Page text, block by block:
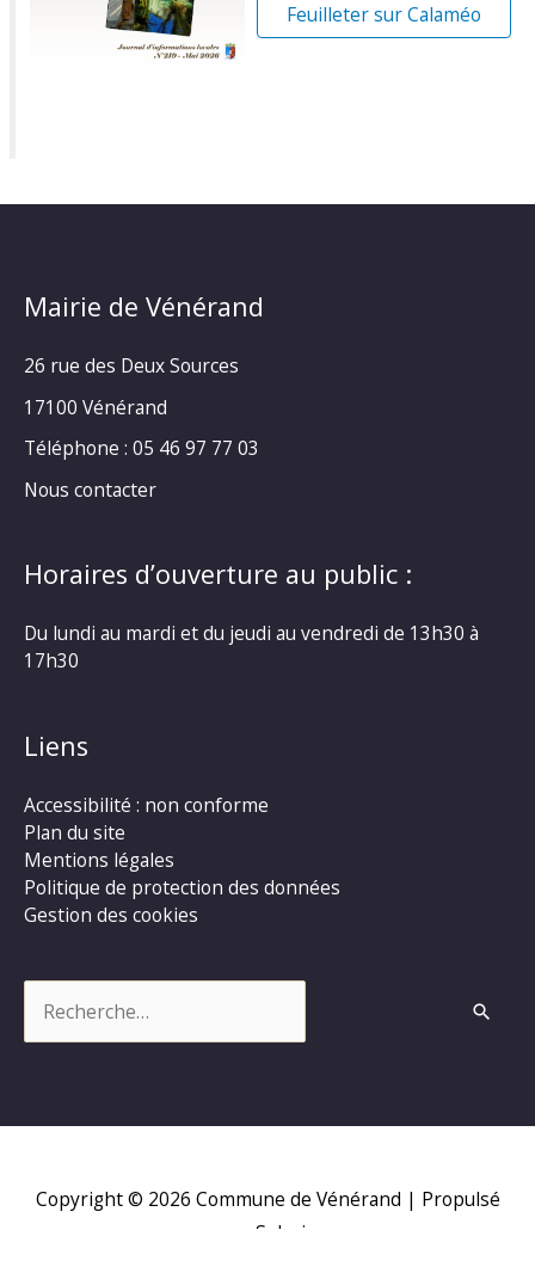
Feuilleter sur Calaméo
Mairie de Vénérand
26 rue des Deux Sources
17100 Vénérand
Téléphone : 05 46 97 77 03
Nous contacter
Horaires d’ouverture au public :
Du lundi au mardi et du jeudi au vendredi de 13h30 à
17h30
Liens
Accessibilité : non conforme
Plan du site
Mentions légales
Politique de protection des données
Gestion des cookies
Copyright © 2026 Commune de Vénérand | Propulsé
par Soluris